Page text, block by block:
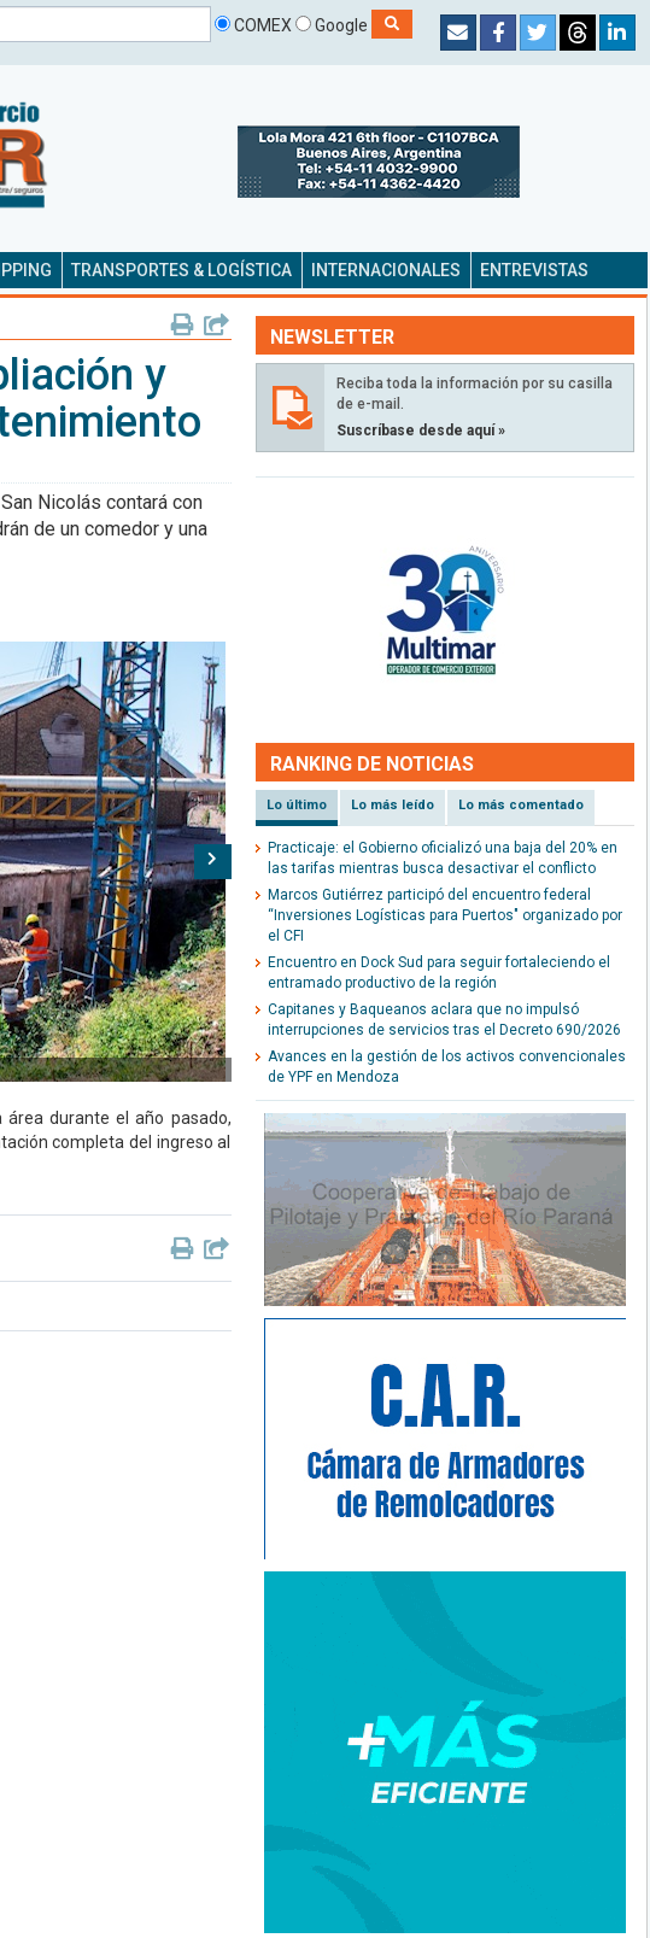
COMEX Google
TRANSPORTES & LOGÍSTICA INTERNACIONALES ENTREVISTAS
y
Nicolás contará con
de un comedor y una
Siguiente
durante el año pasado,
completa del ingreso al
NEWSLETTER
Reciba toda la información por su casilla
de e-mail.
Suscríbase desde aquí »
RANKING DE NOTICIAS
Lo último Lo más leído Lo más comentado
Practicaje: el Gobierno oficializó una baja del 20% en
las tarifas mientras busca desactivar el conflicto
Marcos Gutiérrez participó del encuentro federal
“Inversiones Logísticas para Puertos" organizado por
el CFI
Encuentro en Dock Sud para seguir fortaleciendo el
entramado productivo de la región
Capitanes y Baqueanos aclara que no impulsó
interrupciones de servicios tras el Decreto 690/2026
Avances en la gestión de los activos convencionales
de YPF en Mendoza